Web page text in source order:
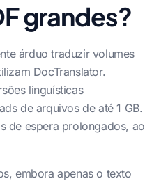
grandes?
árduo traduzir volumes
DocTranslator.
linguísticas
de arquivos de até 1 GB.
de espera prolongados, ao
embora apenas o texto